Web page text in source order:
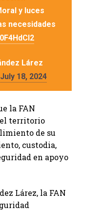
y luces
necesidades
Lárez
July 18, 2024
la FAN
el territorio
de su
custodia,
en apoyo
Lárez, la FAN